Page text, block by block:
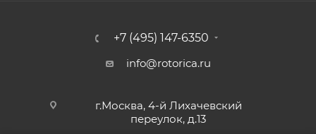
+7 (495) 147-6350
info@rotorica.ru
г.Москва, 4-й Лихачевский
переулок, д.13